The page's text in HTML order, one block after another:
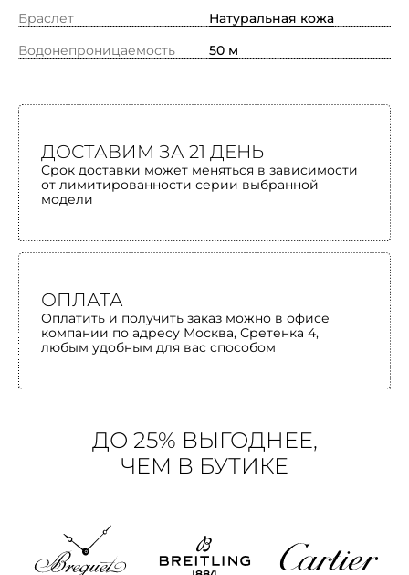
Браслет
Натуральная кожа
Водонепроницаемость
50 м
ДОСТАВИМ ЗА 21 ДЕНЬ
Срок доставки может меняться в зависимости
от лимитированности серии выбранной
модели
ОПЛАТА
Оплатить и получить заказ можно в офисе
компании по адресу Москва, Сретенка 4,
любым удобным для вас способом
ДО 25% ВЫГОДНЕЕ,
ЧЕМ В БУТИКЕ